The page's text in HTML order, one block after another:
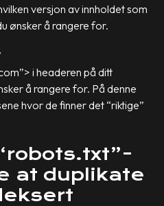
versjon av innholdet som
ønsker å rangere for.
i headeren på ditt
å rangere for. På denne
hvor de finner det “riktige”
at duplikate